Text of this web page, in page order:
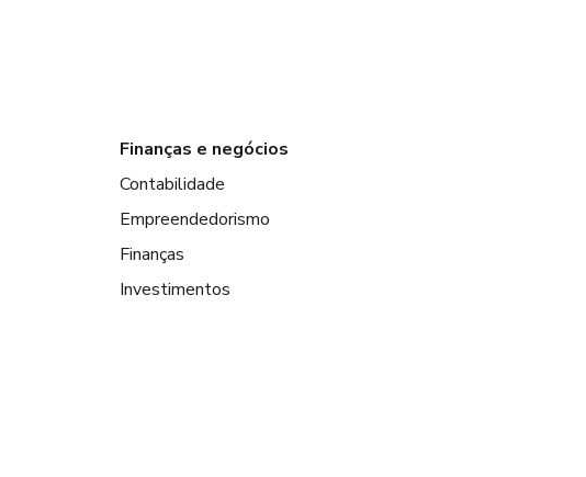
Finanças e negócios
Contabilidade
Empreendedorismo
Finanças
Investimentos